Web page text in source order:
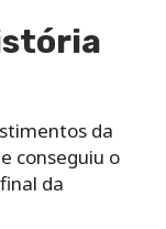
da
conseguiu o
da